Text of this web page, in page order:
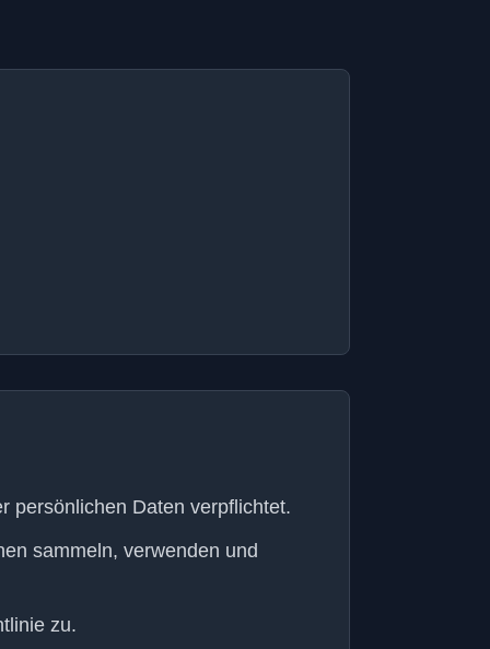
persönlichen Daten verpflichtet.
sammeln, verwenden und
zu.